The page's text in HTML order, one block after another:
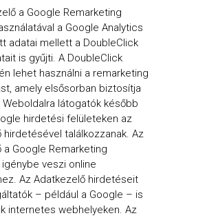
a Google Remarketing
a Google Analytics
adatai mellett a DoubleClick
is gyűjti. A DoubleClick
lehet használni a remarketing
amely elsősorban biztosítja
Weboldalra látogatók később
hirdetési felületeken az
hirdetésével találkozzanak. Az
a Google Remarketing
veszi online
Az Adatkezelő hirdetéseit
– például a Google – is
internetes webhelyeken. Az